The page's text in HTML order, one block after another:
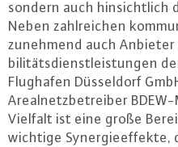
sondern auch hin­sicht­lich
Neben zahl­rei­chen
zunehmend auch
bi­li­täts­dienst­leis­tun­gen
Flughafen Düs­sel­dorf
Are­al­netz­be­trei­ber
Vielfalt ist eine große
wichtige Syn­er­gie­ef­fek­te,